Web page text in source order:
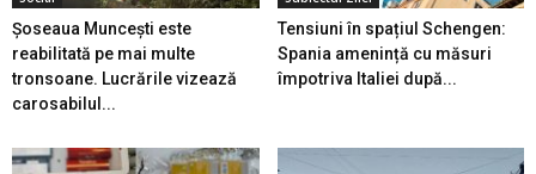
Șoseaua Muncești este
reabilitată pe mai multe
tronsoane. Lucrările vizează
carosabilul...
Tensiuni în spațiul Schengen:
Spania amenință cu măsuri
împotriva Italiei după...